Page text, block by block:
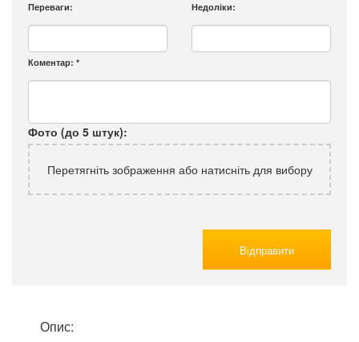
Переваги: Недоліки:
Коментар: *
Фото (до 5 штук):
Перетягніть зображення або натисніть для вибору
Відправити
Опис: